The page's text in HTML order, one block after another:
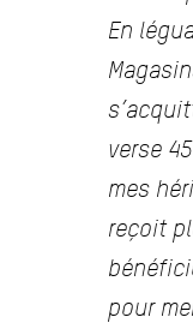
En
verse
mes
reçoit
pour